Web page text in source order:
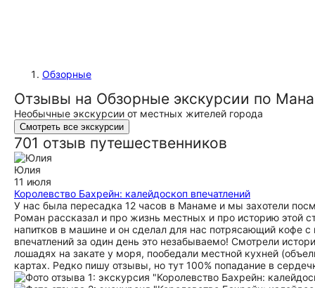
Обзорные
Отзывы на Обзорные экскурсии по
Необычные экскурсии от местных жителей города
Смотреть все экскурсии
701 отзыв путешественников
Юлия
11 июля
Королевство Бахрейн: калейдоскоп впечатлений
У нас была пересадка 12 часов в Манаме и мы захотели
Роман рассказал и про жизнь местных и про историю этой
напитков в машине и он сделал для нас потрясающий кофе
впечатлений за один день это незабываемо! Смотрели
лошадях на закате у моря, пообедали местной кухней
картах. Редко пишу отзывы, но тут 100% попадание в